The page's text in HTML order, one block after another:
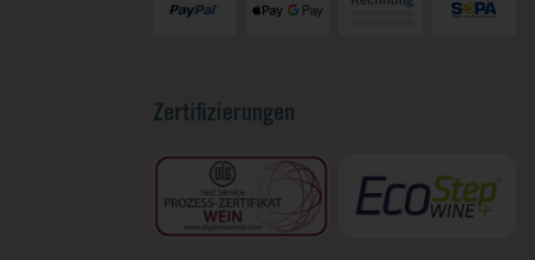
Zertifizierungen